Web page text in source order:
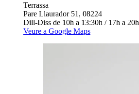
Terrassa
Pare Llaurador 51, 08224
Dill-Diss de 10h a 13:30h / 17h a 20h
Veure a Google Maps